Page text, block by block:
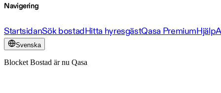
Navigering
StartsidanSök bostadHitta hyresgästQasa PremiumHjälp
Svenska
Blocket Bostad är nu Qasa